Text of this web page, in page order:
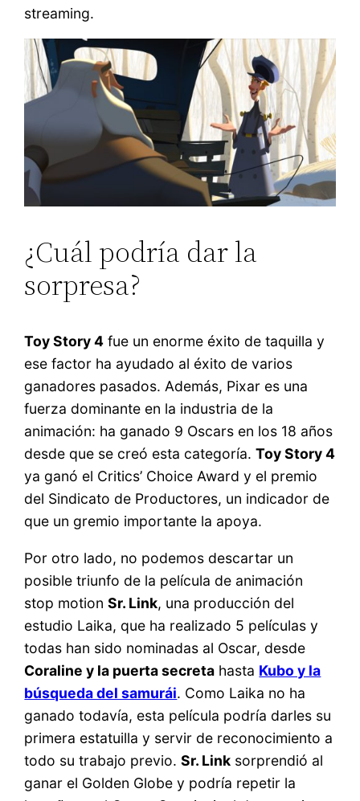
streaming.
¿Cuál podría dar la
sorpresa?
Toy Story 4 fue un enorme éxito de taquilla y
ese factor ha ayudado al éxito de varios
ganadores pasados. Además, Pixar es una
fuerza dominante en la industria de la
animación: ha ganado 9 Oscars en los 18 años
desde que se creó esta categoría.Toy Story 4
ya ganó el Critics’ Choice Award y el premio
del Sindicato de Productores, un indicador de
que un gremio importante la apoya.
Por otro lado, no podemos descartar un
posible triunfo de la película de animación
stop motionSr. Link, una producción del
estudio Laika, que ha realizado 5 películas y
todas han sido nominadas al Oscar, desde
Coraline y la puerta secreta hasta Kubo y la
búsqueda del samurái. Como Laika no ha
ganado todavía, esta película podría darles su
primera estatuilla y servir de reconocimiento a
todo su trabajo previo.Sr. Link sorprendió al
ganar el Golden Globe y podría repetir la